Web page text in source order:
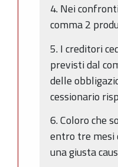
4. Nei
comma 2
5. I creditori
previsti dal
delle
cessionario
6. Coloro che
entro tre mesi
una giusta